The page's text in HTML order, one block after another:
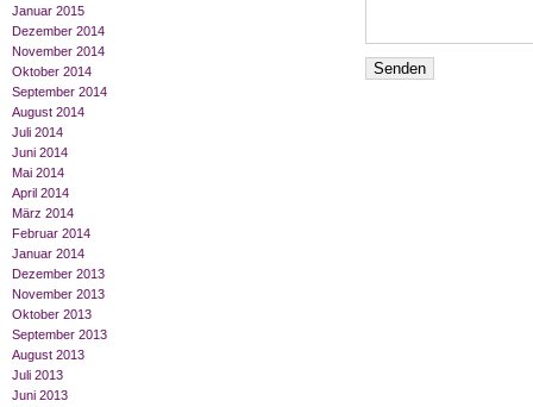
Januar 2015
Dezember 2014
November 2014
Oktober 2014
September 2014
August 2014
Juli 2014
Juni 2014
Mai 2014
April 2014
März 2014
Februar 2014
Januar 2014
Dezember 2013
November 2013
Oktober 2013
September 2013
August 2013
Juli 2013
Juni 2013